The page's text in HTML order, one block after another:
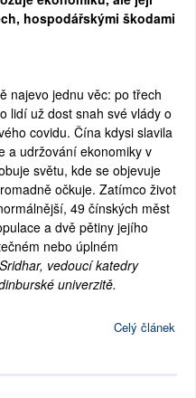
hospodářskými škodami
najevo jednu věc: po třech
lidí už dost snah své vlády o
covidu. Čína kdysi slavila
a udržování ekonomiky v
světu, kde se objevuje
očkuje. Zatímco život
49 čínských měst
a dvě pětiny jejího
nebo úplném
vedoucí katedry
univerzitě.
Celý článek